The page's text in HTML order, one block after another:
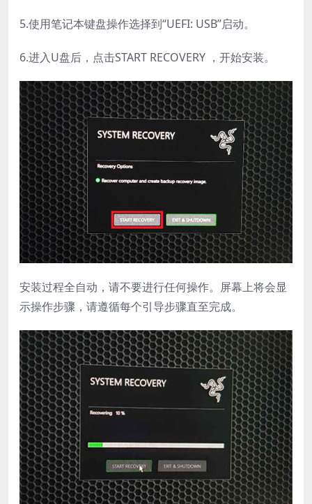
5.使用笔记本键盘操作选择到“UEFI: USB”启动。
6.进入U盘后，点击START RECOVERY ，开始安装。
安装过程全自动，请不要进行任何操作。屏幕上将会显
示操作步骤，请遵循每个引导步骤直至完成。